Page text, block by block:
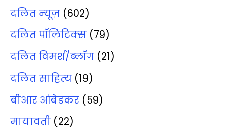
दलित न्‍यूज़ (602)
दलित पॉलिटिक्‍स (79)
दलित विमर्श/ब्‍लॉग (21)
दलित साहित्‍य (19)
बीआर आंबेडकर (59)
मायावती (22)